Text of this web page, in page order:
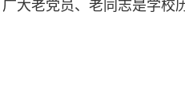
大老党员、老同志是学